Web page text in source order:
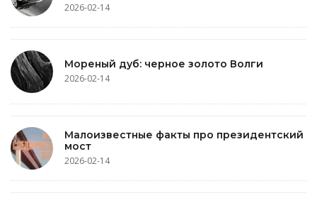
2026-02-14
Мореный дуб: черное золото Волги
2026-02-14
Малоизвестные факты про президентский
мост
2026-02-14